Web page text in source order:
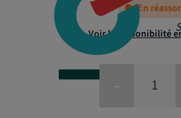
En
Voir la disponibilité